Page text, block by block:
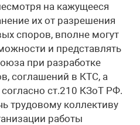
на кажущееся
их от разрешения
споров, вполне могут
и представлять
при разработке
соглашений в КТС, а
ст.210 КЗоТ РФ.
трудовому коллективу
работы